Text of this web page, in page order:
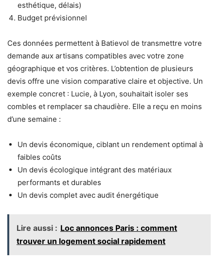
esthétique, délais)
Budget prévisionnel
Ces données permettent à Batievol de transmettre votre
demande aux artisans compatibles avec votre zone
géographique et vos critères. L’obtention de plusieurs
devis offre une vision comparative claire et objective. Un
exemple concret : Lucie, à Lyon, souhaitait isoler ses
combles et remplacer sa chaudière. Elle a reçu en moins
d’une semaine :
Un devis économique, ciblant un rendement optimal à
faibles coûts
Un devis écologique intégrant des matériaux
performants et durables
Un devis complet avec audit énergétique
Lire aussi : Loc annonces Paris : comment
trouver un logement social rapidement